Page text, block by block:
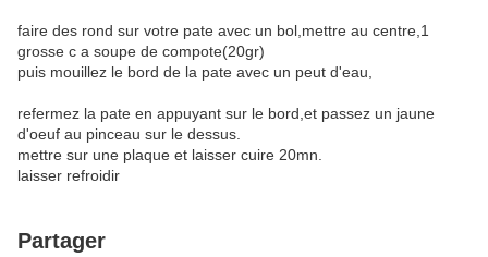
faire des rond sur votre pate avec un bol,mettre au centre,1
grosse c a soupe de compote(20gr)
puis mouillez le bord de la pate avec un peut d'eau,
refermez la pate en appuyant sur le bord,et passez un jaune
d'oeuf au pinceau sur le dessus.
mettre sur une plaque et laisser cuire 20mn.
laisser refroidir
Partager